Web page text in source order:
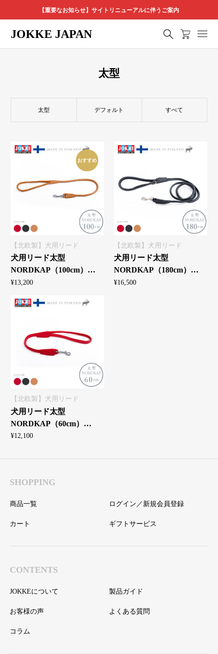
【重要なお知らせ】サイトリニューアルに伴うご案内
JOKKE JAPAN
太型
太型 デフォルト すべて
【北欧製】犬用リード
犬用リード太型
NORDKAP（100cm）
JOKKE ヨッケ【北欧製エ
¥13,200
おすすめ
【北欧製】犬用リード
犬用リード太型
NORDKAP（180cm）
JOKKE ヨッケ【北欧製エ
¥16,500
【北欧製】犬用リード
犬用リード太型
NORDKAP（60cm）
JOKKE ヨッケ【北欧製エ
¥12,100
SHOPPING
商品一覧 ログイン／新規会員登録
カート ギフトサービス
CONTENTS
JOKKEについて 製品ガイド
お客様の声 よくある質問
コラム